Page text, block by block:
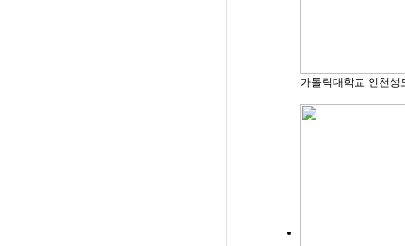
가톨릭대학교 인천성